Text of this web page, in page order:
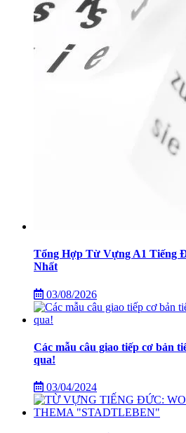
Tổng Hợp Từ Vựng A1 Tiếng
Nhất
03/08/2026
Các mẫu câu giao tiếp cơ bản
qua!
03/04/2024